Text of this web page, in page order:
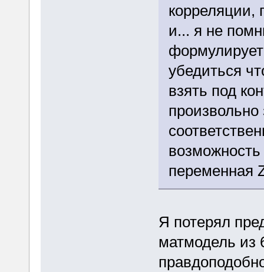
корреляции,
и... я не
убедиться
взять под
возможность
переменная
Я потерял
матмодель из